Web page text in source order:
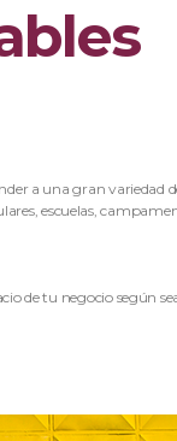
a una gran variedad
escuelas,
de tu negocio según